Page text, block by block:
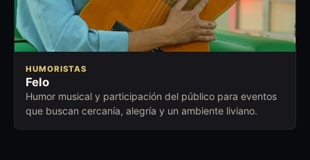
HUMORISTAS
Felo
Humor musical y participación del público para eventos
que buscan cercanía, alegría y un ambiente liviano.